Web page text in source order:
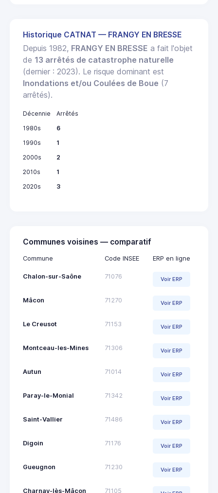
Historique CATNAT — FRANGY EN BRESSE
Depuis 1982, FRANGY EN BRESSE a fait l'objet
de 13 arrêtés de catastrophe naturelle
(dernier : 2023). Le risque dominant est
Inondations et/ou Coulées de Boue (7
arrêtés).
Décennie
Arrêtés
1980s
6
1990s
1
2000s
2
2010s
1
2020s
3
Communes voisines — comparatif
Commune Code INSEE ERP en ligne
Chalon-sur-Saône 71076 Voir ERP
Mâcon 71270 Voir ERP
Le Creusot 71153 Voir ERP
Montceau-les-Mines 71306 Voir ERP
Autun 71014 Voir ERP
Paray-le-Monial 71342 Voir ERP
Saint-Vallier 71486 Voir ERP
Digoin 71176 Voir ERP
Gueugnon 71230 Voir ERP
Charnay-lès-Mâcon 71105